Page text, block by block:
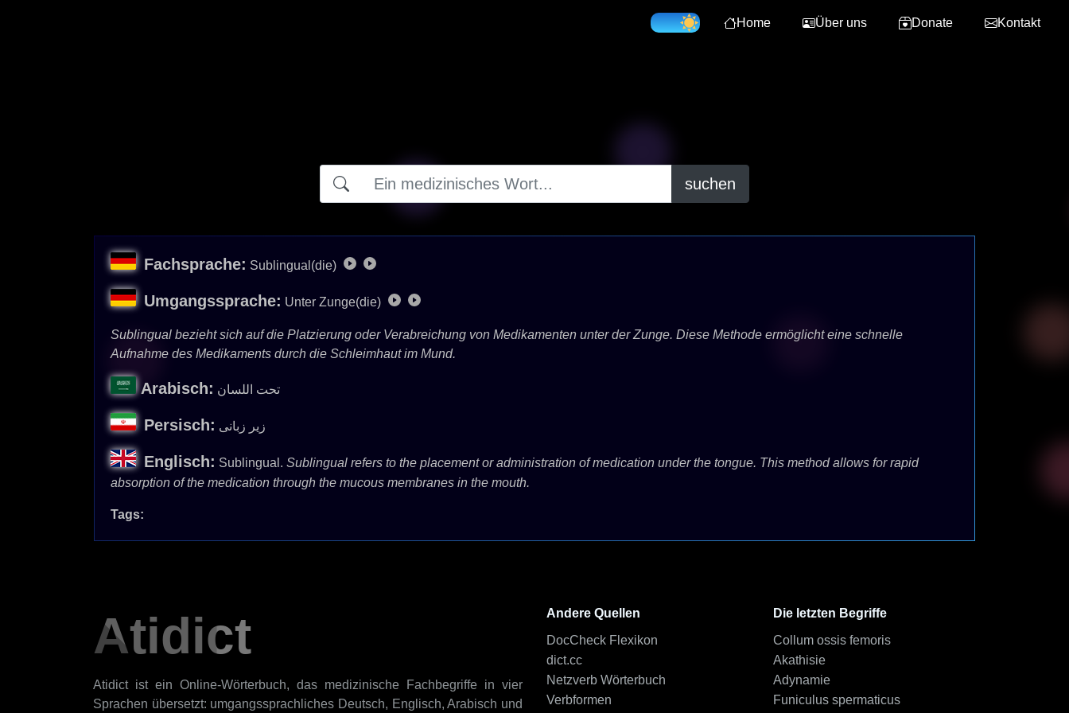
Home Über uns Donate Kontakt
suchen
Fachsprache: Sublingual(die)
Umgangssprache: Unter Zunge(die)
Sublingual bezieht sich auf die Platzierung oder Verabreichung von Medikamenten unter der Zunge. Diese Methode ermöglicht eine schnelle
Aufnahme des Medikaments durch die Schleimhaut im Mund.
Arabisch: تحت اللسان
Persisch: زیر زبانی
Englisch: Sublingual. Sublingual refers to the placement or administration of medication under the tongue. This method allows for rapid
absorption of the medication through the mucous membranes in the mouth.
Tags:
Atidict
Atidict ist ein Online-Wörterbuch, das medizinische Fachbegriffe in vier
Sprachen übersetzt: umgangssprachliches Deutsch, Englisch, Arabisch und
Andere Quellen
DocCheck Flexikon
dict.cc
Netzverb Wörterbuch
Verbformen
Die letzten Begriffe
Collum ossis femoris
Akathisie
Adynamie
Funiculus spermaticus